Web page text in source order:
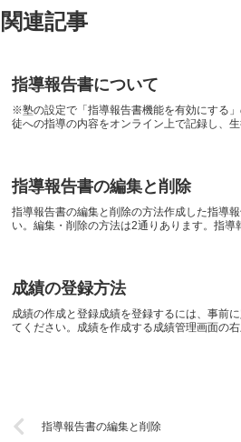
関連記事
指導報告書について
※塾の設定で「指導報告書機能を有効にする
徒への指導の内容をオンライン上で記録し、
指導報告書の編集と削除
指導報告書の編集と削除の方法作成した指導
い。編集・削除の方法は2通りあります。指
成績の登録方法
成績の作成と登録成績を登録するには、事前
てください。成績を作成する成績管理画面の
指導報告書の編集と削除